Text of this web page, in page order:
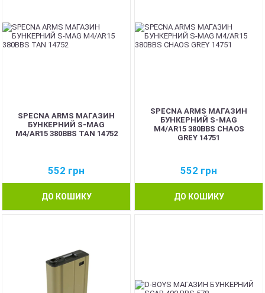
SPECNA ARMS МАГАЗИН
БУНКЕРНИЙ S-MAG
M4/AR15 380BBS TAN 14752
552 грн
ДО КОШИКУ
SPECNA ARMS МАГАЗИН
БУНКЕРНИЙ S-MAG
M4/AR15 380BBS CHAOS
GREY 14751
552 грн
ДО КОШИКУ